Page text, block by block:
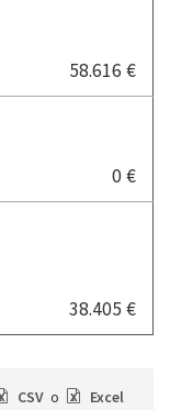
58.616 €
0 €
38.405 €
CSV o Excel